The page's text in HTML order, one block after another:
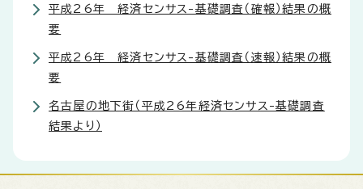
平成26年 経済センサス-基礎調査（確報）結果の概
要
平成26年 経済センサス-基礎調査（速報）結果の概
要
名古屋の地下街（平成26年経済センサス-基礎調査
結果より）